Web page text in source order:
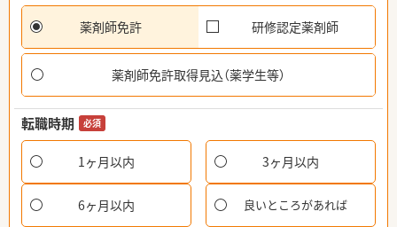
薬剤師免許 研修認定薬剤師
薬剤師免許取得見込（薬学生等）
転職時期 必須
1ヶ月以内 3ヶ月以内
6ヶ月以内 良いところがあれば